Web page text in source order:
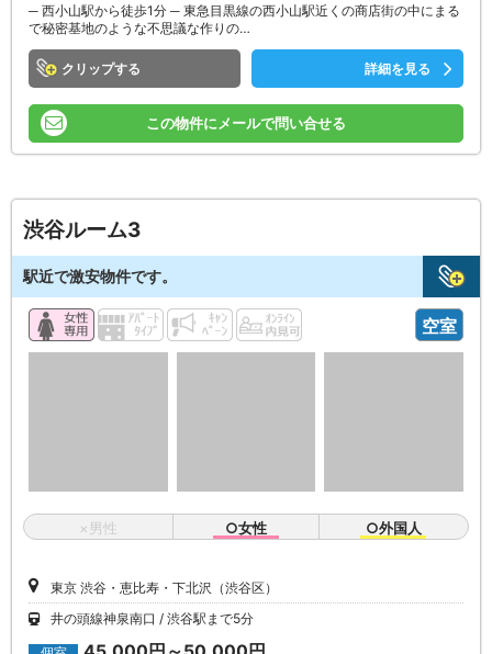
─ 西小山駅から徒歩1分 ─ 東急目黒線の西小山駅近くの商店街の中にまる
で秘密基地のような不思議な作りの…
クリップ 詳細を見る
この物件にメールで問い合せる
渋谷ルーム3
駅近で激安物件です。
空室
×男性 ○女性 ○外国人
東京 渋谷・恵比寿・下北沢（渋谷区）
井の頭線神泉南口
渋谷駅まで5分